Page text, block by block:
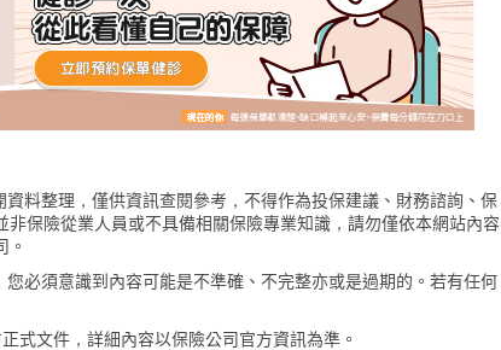
料整理，僅供資訊查閱參考，不得作為投保建議、財務諮詢、保
保險從業人員或不具備相關保險專業知識，請勿僅依本網站內容
。
必須意識到內容可能是不準確、不完整亦或是過期的。若有任何
式文件，詳細內容以保險公司官方資訊為準。